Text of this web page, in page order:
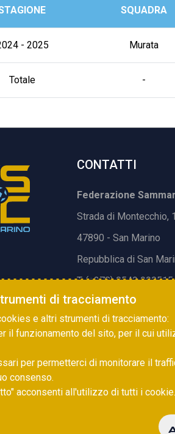
SQUADRA
- 2025 Murata
Totale -
CONTATTI
Federazione
Strada di Montecchio,
47890 - San Marino
Repubblica di San
T. (+378) 0549 990515
E.info@fsgc.sm
di tracciamento
e altri strumenti di tracciamento:
il funzionamento del sito, per il cui
per permetterci di monitorare il
consenso.
acconsenti all'utilizzo di tutti i cookie.